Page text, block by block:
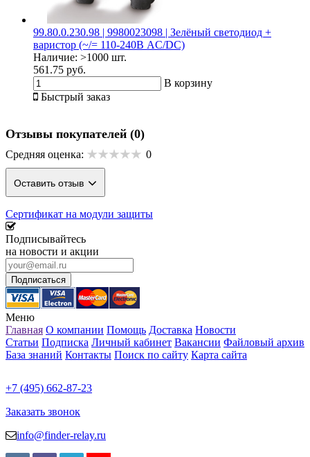
99.80.0.230.98 | 9980023098 | Зелёный светодиод +
варистор (~/= 110-240В AC/DC)
Наличие: >1000 шт.
561.75 руб.
В корзину
Быстрый заказ
Отзывы покупателей (0)
Средняя оценка: 0
Оставить отзыв
Сертификат на модули защиты
Подписывайтесь
на новости и акции
Меню
Главная О компании Помощь Доставка Новости
Статьи Подписка Личный кабинет Вакансии Файловый архив
База знаний Контакты Поиск по сайту Карта сайта
+7 (495) 662-87-23
Заказать звонок
info@finder-relay.ru